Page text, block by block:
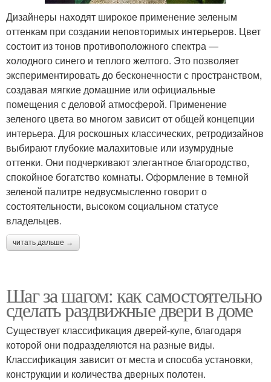
Дизайнеры находят широкое применение зеленым
оттенкам при создании неповторимых интерьеров. Цвет
состоит из тонов противоположного спектра —
холодного синего и теплого желтого. Это позволяет
экспериментировать до бесконечности с пространством,
создавая мягкие домашние или официальные
помещения с деловой атмосферой. Применение
зеленого цвета во многом зависит от общей концепции
интерьера. Для роскошных классических, ретродизайнов
выбирают глубокие малахитовые или изумрудные
оттенки. Они подчеркивают элегантное благородство,
спокойное богатство комнаты. Оформление в темной
зеленой палитре недвусмысленно говорит о
состоятельности, высоком социальном статусе
владельцев.
читать дальше →
Шаг за шагом: как самостоятельно
сделать раздвижные двери в доме
Существует классификация дверей-купе, благодаря
которой они подразделяются на разные виды.
Классификация зависит от места и способа установки,
конструкции и количества дверных полотен.